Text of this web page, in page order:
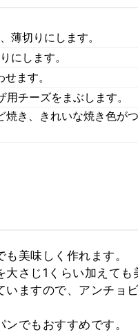
薄切りにします。
にします。
ます。
チーズをまぶします。
焼き、きれいな焼き色が
美味しく作れます。
さじ1くらい加えても
ますので、アンチョ
でもおすすめです。